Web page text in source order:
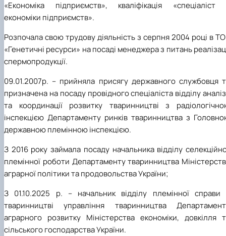
«Економіка підприємств», кваліфікація «спеціаліст
економіки підприємств».
Розпочала свою трудову діяльність з серпня 2004 році в
«Генетичні ресурси» на посаді менеджера з питань
спермопродукції.
09.01.2007р. – прийняла присягу державного службовця
призначена на посаду провідного спеціаліста відділу
та координації розвитку тваринництві з
інспекцією Департаменту ринків тваринництва з
державною племінною інспекцією.
З 2016 року займала посаду начальника відділу
племінної роботи Департаменту тваринництва
аграрної політики та продовольства України;
З 01.10.2025 р. – начальник відділу племінної справи
тваринництві управління тваринництва
аграрного розвитку Міністерства економіки, довкілля
сільського господарства України.